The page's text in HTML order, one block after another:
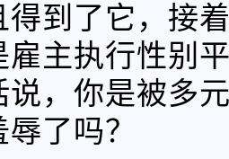
得到了它，接
雇主执行性别
说，你是被多
了吗？